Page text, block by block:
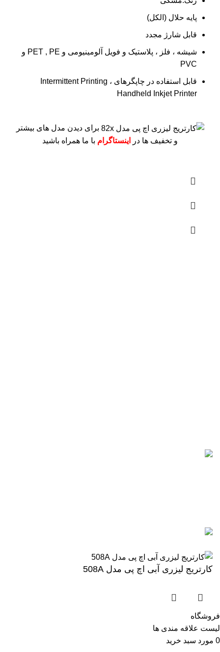
پایه حلال (الکل)
قابل شارژ مجدد
شیشه ، فلز ، پلاستیک و فویل آلومینیومی و PET , PE و
PVC
قابل استفاده در چاپگرهای Intermittent Printing ،
Handheld Inkjet Printer
برای دیدن مدل های بیشتر
و تخفیف ها در
اینستاگرام با ما همراه باشید
کارتریج لیزری آبی اچ پی مدل 508A
فروشگاه
لیست علاقه مندی ها
0 مورد سبد خرید